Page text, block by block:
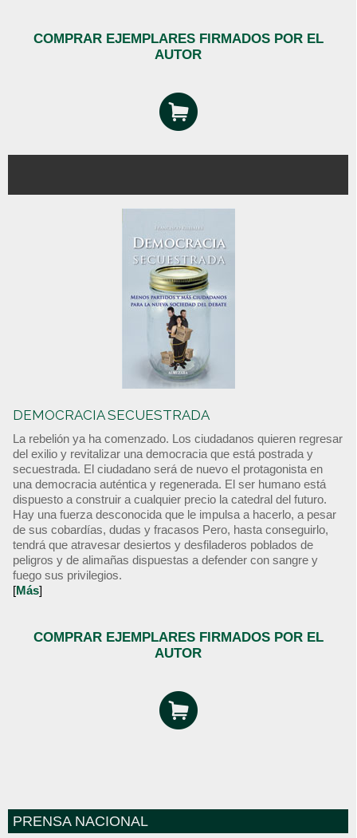
COMPRAR EJEMPLARES FIRMADOS POR EL
AUTOR
DEMOCRACIA SECUESTRADA
La rebelión ya ha comenzado. Los ciudadanos quieren regresar
del exilio y revitalizar una democracia que está postrada y
secuestrada. El ciudadano será de nuevo el protagonista en
una democracia auténtica y regenerada. El ser humano está
dispuesto a construir a cualquier precio la catedral del futuro.
Hay una fuerza desconocida que le impulsa a hacerlo, a pesar
de sus cobardías, dudas y fracasos Pero, hasta conseguirlo,
tendrá que atravesar desiertos y desfiladeros poblados de
peligros y de alimañas dispuestas a defender con sangre y
fuego sus privilegios.
[Más]
COMPRAR EJEMPLARES FIRMADOS POR EL
AUTOR
PRENSA NACIONAL